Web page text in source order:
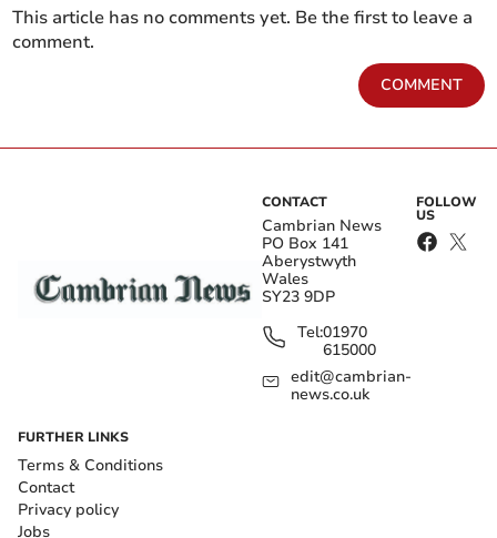
This article has no comments yet. Be the first to leave a
comment.
COMMENT
CONTACT
Cambrian News
PO Box 141
Aberystwyth
Wales
SY23 9DP
Tel:01970
615000
edit@cambrian-
news.co.uk
FOLLOW
US
FURTHER LINKS
Terms & Conditions
Contact
Privacy policy
Jobs